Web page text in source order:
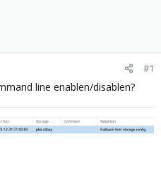
#1
line enablen/disablen?